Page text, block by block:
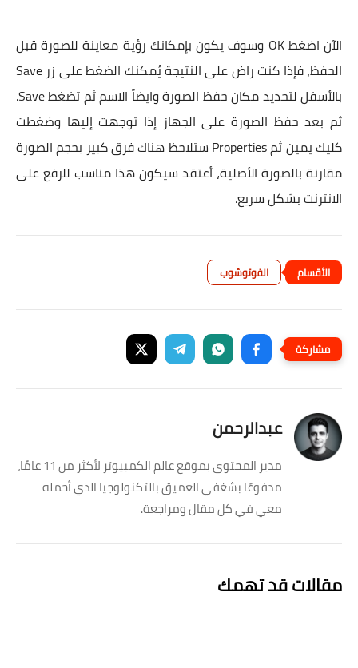
الآن اضغط OK وسوف يكون بإمكانك رؤية معاينة للصورة قبل
الحفظ، فإذا كنت راض على النتيجة يُمكنك الضغط على زر Save
بالأسفل لتحديد مكان حفظ الصورة وايضاً الاسم ثم تضغط Save.
ثم بعد حفظ الصورة على الجهاز إذا توجهت إليها وضغطت
كليك يمين ثم Properties ستلاحظ هناك فرق كبير بحجم الصورة
مقارنة بالصورة الأصلية، أعتقد سيكون هذا مناسب للرفع على
الانترنت بشكل سريع.
الفوتوشوب
عبدالرحمن
مدير المحتوى بموقع عالم الكمبيوتر لأكثر من 11 عامًا،
مدفوعًا بشغفي العميق بالتكنولوجيا الذي أحمله
معي في كل مقال ومراجعة.
مقالات قد تهمك